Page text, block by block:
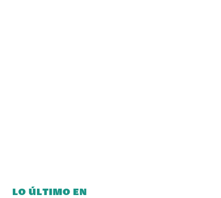
LO ÚLTIMO EN